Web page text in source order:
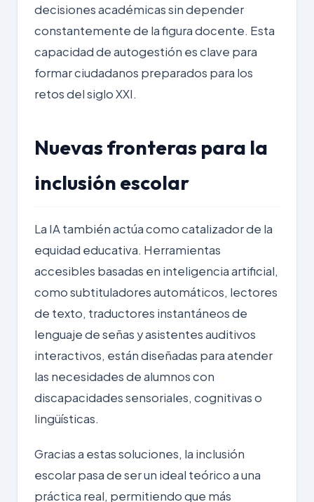
decisiones académicas sin depender
constantemente de la figura docente. Esta
capacidad de autogestión es clave para
formar ciudadanos preparados para los
retos del siglo XXI.
Nuevas fronteras para la
inclusión escolar
La IA también actúa como catalizador de la
equidad educativa. Herramientas
accesibles basadas en inteligencia artificial,
como subtituladores automáticos, lectores
de texto, traductores instantáneos de
lenguaje de señas y asistentes auditivos
interactivos, están diseñadas para atender
las necesidades de alumnos con
discapacidades sensoriales, cognitivas o
lingüísticas.
Gracias a estas soluciones, la inclusión
escolarpasa de ser un ideal teórico a una
práctica real, permitiendo que más